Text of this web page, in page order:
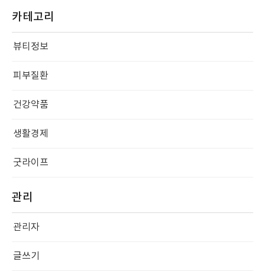
카테고리
뷰티정보
피부질환
건강약품
생활경제
굿라이프
관리
관리자
글쓰기